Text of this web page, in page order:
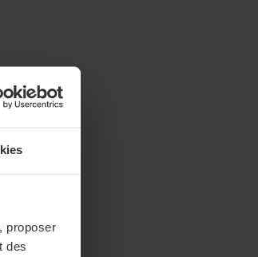
proposer
des